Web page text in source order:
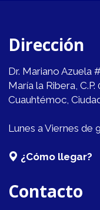
Dirección
Dr. Mariano Azuela
María la Ribera,
Cuauhtémoc,
Lunes a Viernes de
¿Cómo llegar?
Contacto